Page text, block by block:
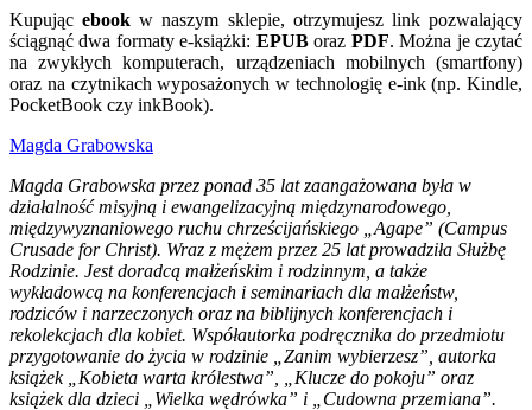
Kupującebook w naszym sklepie, otrzymujesz link pozwalający
ściągnąć dwa formaty e-książki: EPUBoraz PDF. Można je czytać
na zwykłych komputerach, urządzeniach mobilnych (smartfony)
oraz na czytnikach wyposażonych w technologię e-ink (np. Kindle,
PocketBook czy inkBook).
Magda Grabowska
Magda Grabowska przez ponad 35 lat zaangażowana była w
działalność misyjną i ewangelizacyjną międzynarodowego,
międzywyznaniowego ruchu chrześcijańskiego „Agape” (Campus
Crusade for Christ). Wraz z mężem przez 25 lat prowadziła Służbę
Rodzinie. Jest doradcą małżeńskim i rodzinnym, a także
wykładowcą na konferencjach i seminariach dla małżeństw,
rodziców i narzeczonych oraz na biblijnych konferencjach i
rekolekcjach dla kobiet. Współautorka podręcznika do przedmiotu
przygotowanie do życia w rodzinie „Zanim wybierzesz”, autorka
książek „Kobieta warta królestwa”, „Klucze do pokoju” oraz
książek dla dzieci „Wielka wędrówka” i „Cudowna przemiana”.